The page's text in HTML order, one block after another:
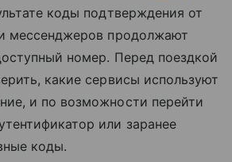
коды подтверждения от
мессенджеров продолжают
номер. Перед поездкой
какие сервисы используют
и по возможности перейти
или заранее
коды.